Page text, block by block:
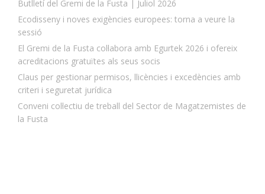
Butlletí del Gremi de la Fusta | Juliol 2026
Ecodisseny i noves exigències europees: torna a veure la
sessió
El Gremi de la Fusta col·labora amb Egurtek 2026 i ofereix
acreditacions gratuïtes als seus socis
Claus per gestionar permisos, llicències i excedències amb
criteri i seguretat jurídica
Conveni col·lectiu de treball del Sector de Magatzemistes de
la Fusta